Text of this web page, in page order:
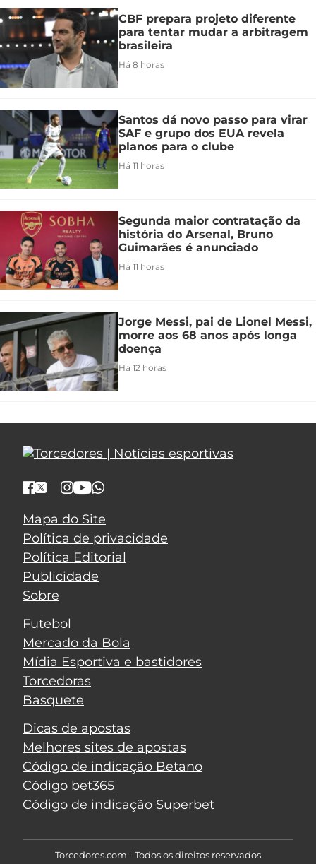
CBF prepara projeto diferente
para tentar mudar a arbitragem
brasileira
Há 8 horas
Santos dá novo passo para virar
SAF e grupo dos EUA revela
planos para o clube
Há 11 horas
Segunda maior contratação da
história do Arsenal, Bruno
Guimarães é anunciado
Há 11 horas
Jorge Messi, pai de Lionel Messi,
morre aos 68 anos após longa
doença
Há 12 horas
Mapa do Site
Política de privacidade
Política Editorial
Publicidade
Sobre
Futebol
Mercado da Bola
Mídia Esportiva e bastidores
Torcedoras
Basquete
Dicas de apostas
Melhores sites de apostas
Código de indicação Betano
Código bet365
Código de indicação Superbet
Torcedores.com - Todos os direitos reservados